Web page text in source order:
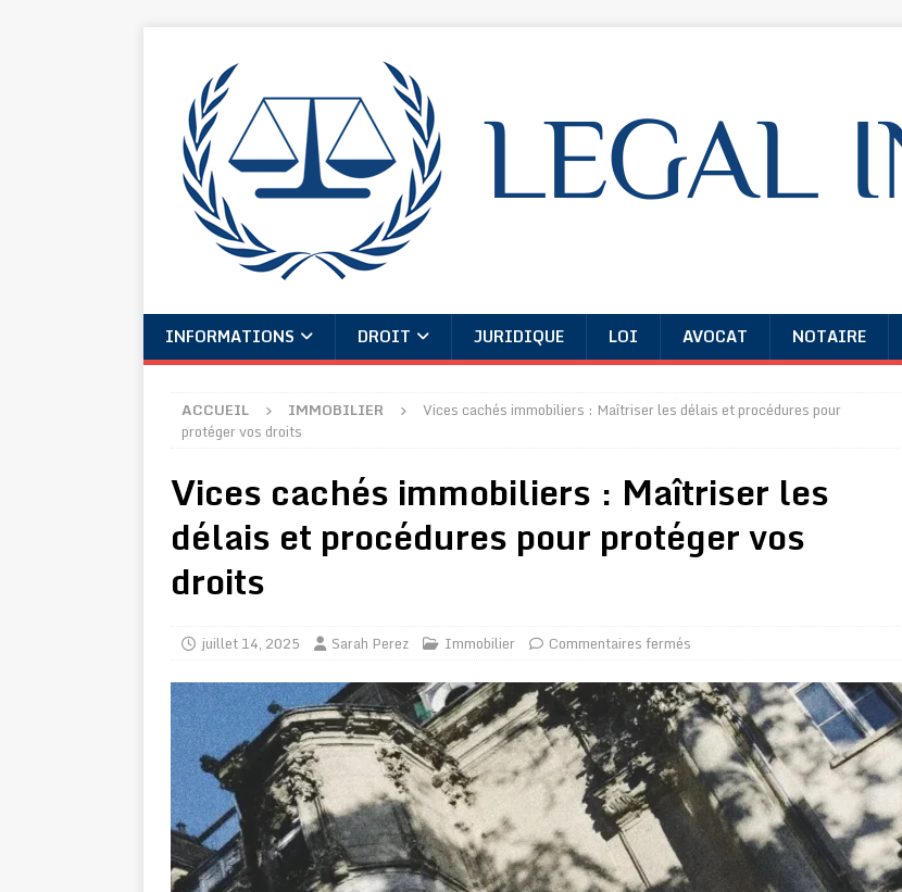
INFORMATIONS DROIT JURIDIQUE LOI AVOCAT NOTAIRE
ACCUEIL IMMOBILIER
Vices cachés immobiliers : Maîtriser les délais et procédures pour
protéger vos droits
Vices cachés immobiliers : Maîtriser les
délais et procédures pour protéger vos
droits
juillet 14, 2025 Sarah Perez Immobilier Commentaires fermés